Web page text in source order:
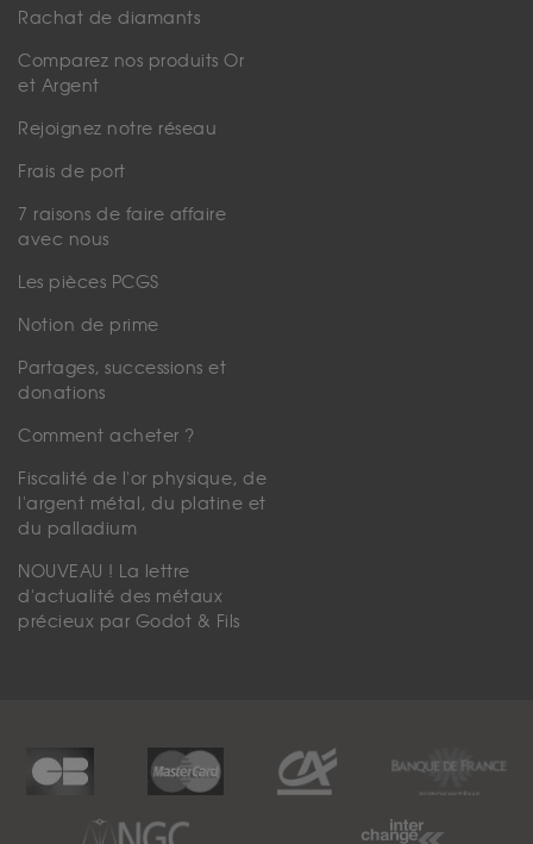
Rachat de diamants
Comparez nos produits Or
et Argent
Rejoignez notre réseau
Frais de port
7 raisons de faire affaire
avec nous
Les pièces PCGS
Notion de prime
Partages, successions et
donations
Comment acheter ?
Fiscalité de l'or physique, de
l'argent métal, du platine et
du palladium
NOUVEAU ! La lettre
d'actualité des métaux
précieux par Godot & Fils